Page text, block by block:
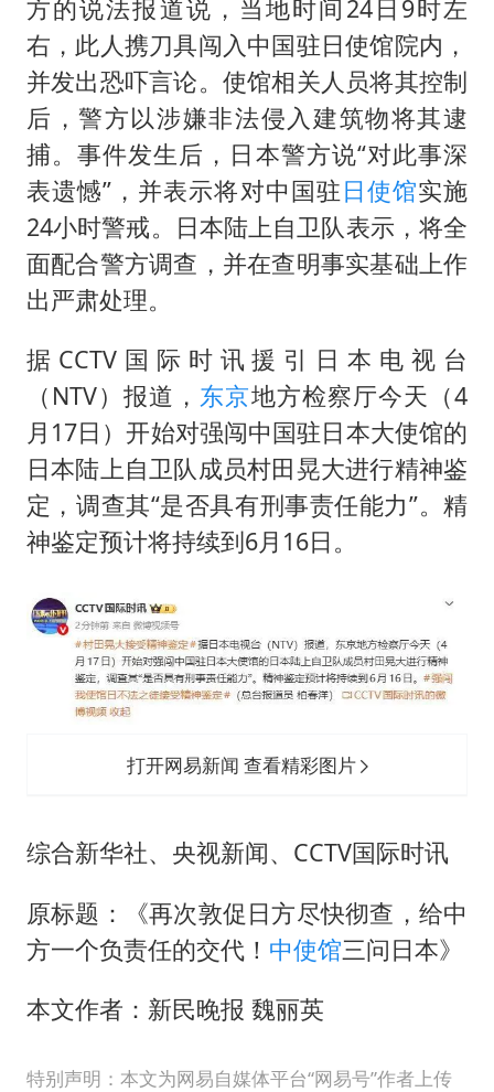
方的说法报道说，当地时间24日9时左
右，此人携刀具闯入中国驻日使馆院内，
并发出恐吓言论。使馆相关人员将其控制
后，警方以涉嫌非法侵入建筑物将其逮
捕。事件发生后，日本警方说“对此事深
表遗憾”，并表示将对中国驻日使馆实施
24小时警戒。日本陆上自卫队表示，将全
面配合警方调查，并在查明事实基础上作
出严肃处理。
据CCTV国际时讯援引日本电视台
（NTV）报道， 东京地方检察厅今天（4
月17日）开始对强闯中国驻日本大使馆的
日本陆上自卫队成员村田晃大进行精神鉴
定，调查其“是否具有刑事责任能力”。精
神鉴定预计将持续到6月16日。
打开网易新闻 查看精彩图片
综合新华社、央视新闻、CCTV国际时讯
原标题：《再次敦促日方尽快彻查，给中
方一个负责任的交代！ 中使馆三问日本》
本文作者：新民晚报 魏丽英
特别声明：本文为网易自媒体平台“网易号”作者上传